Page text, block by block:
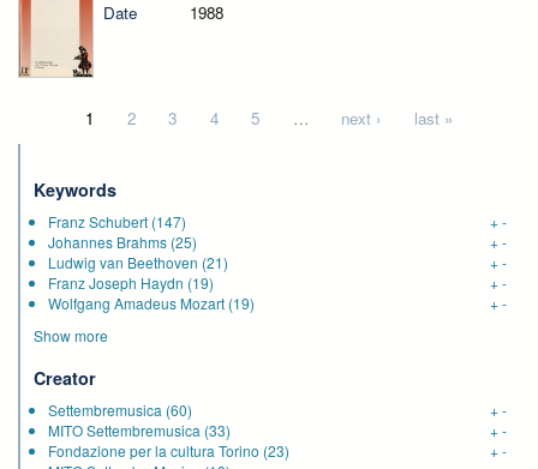
Date
1988
1 2 3 4 5 … next › last »
Keywords
Franz Schubert (147) +-
Johannes Brahms (25) +-
Ludwig van Beethoven (21) +-
Franz Joseph Haydn (19) +-
Wolfgang Amadeus Mozart (19) +-
Show more
Creator
Settembremusica (60) +-
MITO Settembremusica (33) +-
Fondazione per la cultura Torino (23) +-